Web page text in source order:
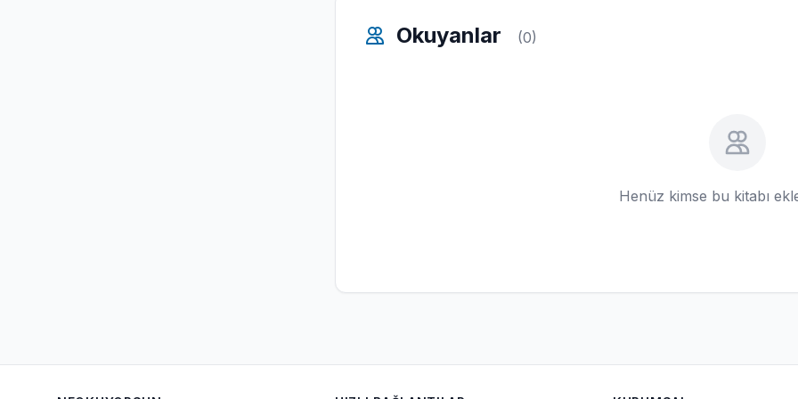
Okuyanlar (0)
Henüz kimse bu kitabı